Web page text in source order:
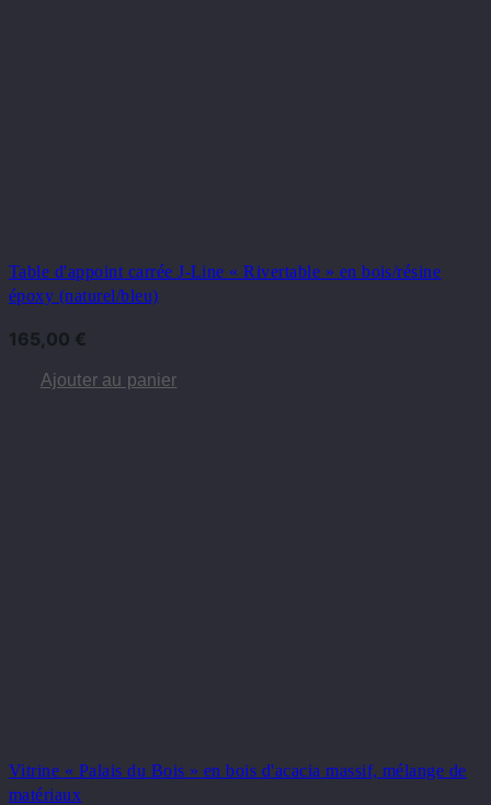
Table d'appoint carrée J-Line « Rivertable » en bois/résine
époxy (naturel/bleu)
165,00 €
Ajouter au panier
Vitrine « Palais du Bois » en bois d'acacia massif, mélange de
matériaux